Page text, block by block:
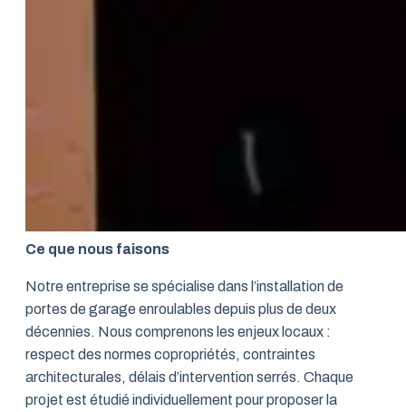
Ce que nous faisons
Notre entreprise se spécialise dans l’installation de
portes de garage enroulables depuis plus de deux
décennies. Nous comprenons les enjeux locaux :
respect des normes copropriétés, contraintes
architecturales, délais d’intervention serrés. Chaque
projet est étudié individuellement pour proposer la